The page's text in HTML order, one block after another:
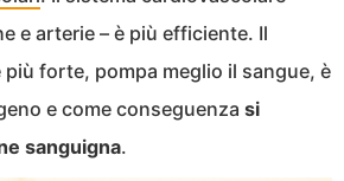
e arterie – è più efficiente. Il
forte, pompa meglio il sangue, è
e come conseguenza si
sanguigna.